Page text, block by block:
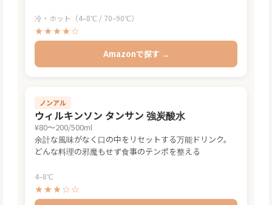
冷・ホット（4–8℃ / 70–90℃）
★★★★☆
Amazonで探す →
ノンアル
ウィルキンソン タンサン 強炭酸水
¥80〜200/500ml
余計な風味がなく口の中をリセットする万能ドリンク。
どんな料理の邪魔もせず食事のテンポを整える
4–8℃
★★★☆☆